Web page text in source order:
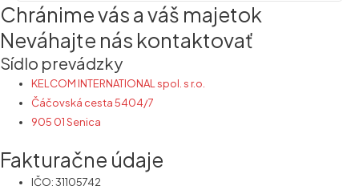
Chránime vás a váš majetok
Neváhajte nás kontaktovať
Sídlo prevádzky
KELCOM INTERNATIONAL spol. s r.o.
Čáčovská cesta 5404/7
905 01 Senica
Fakturačne údaje
IČO: 31105742